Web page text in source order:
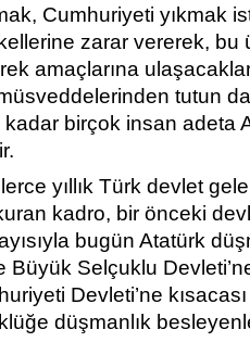
Cumhuriyeti yıkmak
zarar vererek, bu
amaçlarına
tutun
birçok insan adeta
yıllık Türk devlet
kadro, bir önceki
bugün Atatürk
Büyük Selçuklu
Devleti’ne
düşmanlık